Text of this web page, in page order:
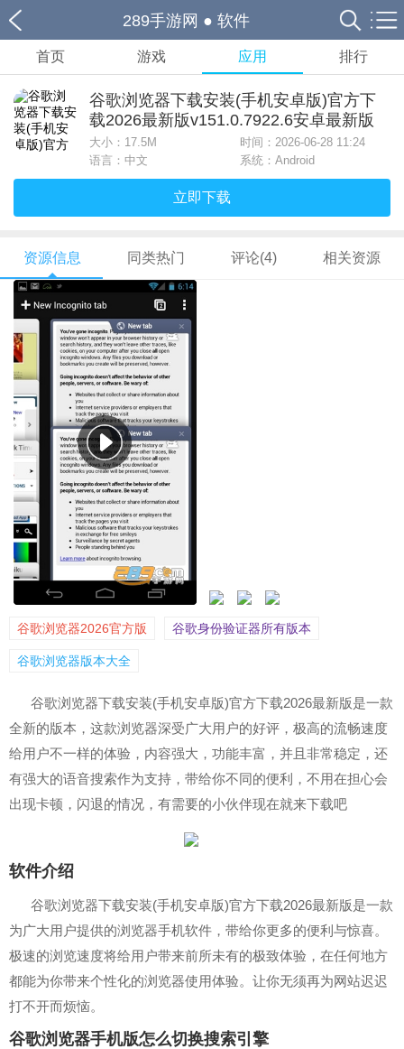
289手游网 ● 软件
首页 游戏 应用 排行
谷歌浏览器下载安装(手机安卓版)官方下
载2026最新版v151.0.7922.6安卓最新版
大小： 17.5M
时间：2026-06-28 11:24
语言：中文
系统：Android
立即下载
资源信息 同类热门 评论(4) 相关资源
谷歌浏览器2026官方版 谷歌身份验证器所有版本
谷歌浏览器版本大全
谷歌浏览器下载安装(手机安卓版)官方下载2026最新版是一款
全新的版本，这款浏览器深受广大用户的好评，极高的流畅速度
给用户不一样的体验，内容强大，功能丰富，并且非常稳定，还
有强大的语音搜索作为支持，带给你不同的便利，不用在担心会
出现卡顿，闪退的情况，有需要的小伙伴现在就来下载吧
软件介绍
谷歌浏览器下载安装(手机安卓版)官方下载2026最新版是一款
为广大用户提供的浏览器手机软件，带给你更多的便利与惊喜。
极速的浏览速度将给用户带来前所未有的极致体验，在任何地方
都能为你带来个性化的浏览器使用体验。让你无须再为网站迟迟
打不开而烦恼。
谷歌浏览器手机版怎么切换搜索引擎